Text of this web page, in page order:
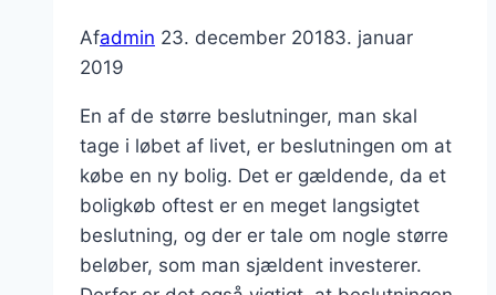
Afadmin 23. december 20183. januar
2019
En af de større beslutninger, man skal
tage i løbet af livet, er beslutningen om at
købe en ny bolig. Det er gældende, da et
boligkøb oftest er en meget langsigtet
beslutning, og der er tale om nogle større
beløber, som man sjældent investerer.